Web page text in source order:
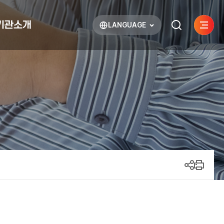
관소개 LANGUAGE
열기 검색하기
사이트
열기